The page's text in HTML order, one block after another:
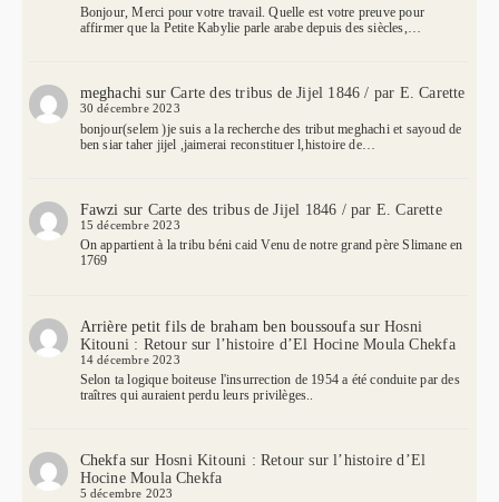
Bonjour, Merci pour votre travail. Quelle est votre preuve pour
affirmer que la Petite Kabylie parle arabe depuis des siècles,…
meghachi surCarte des tribus de Jijel 1846 / par E. Carette
30 décembre 2023
bonjour(selem )je suis a la recherche des tribut meghachi et sayoud de
ben siar taher jijel ,jaimerai reconstituer l,histoire de…
Fawzi sur Carte des tribus de Jijel 1846 / par E. Carette
15 décembre 2023
On appartient à la tribu béni caid Venu de notre grand père Slimane en
1769
Arrière petit fils de braham ben boussoufasur Hosni
Kitouni : Retour sur l’histoire d’El Hocine Moula Chekfa
14 décembre 2023
Selon ta logique boiteuse l'insurrection de 1954 a été conduite par des
traîtres qui auraient perdu leurs privilèges..
Chekfasur Hosni Kitouni : Retour sur l’histoire d’El
Hocine Moula Chekfa
5 décembre 2023